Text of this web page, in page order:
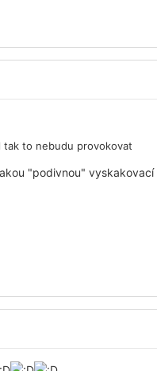
tak to nebudu provokovat
"podivnou" vyskakovací